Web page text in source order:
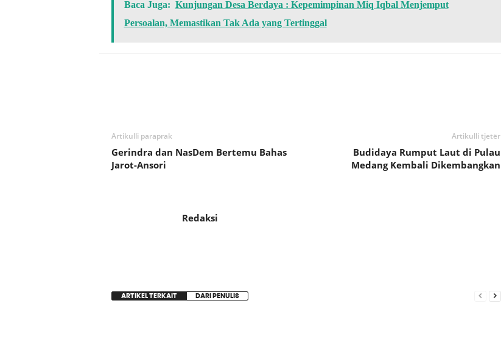
Baca Juga: Kunjungan Desa Berdaya : Kepemimpinan Miq Iqbal Menjemput
Persoalan, Memastikan Tak Ada yang Tertinggal
Artikulli paraprak
Gerindra dan NasDem Bertemu Bahas
Jarot-Ansori
Artikulli tjetër
Budidaya Rumput Laut di Pulau
Medang Kembali Dikembangkan
Redaksi
ARTIKEL TERKAIT DARI PENULIS